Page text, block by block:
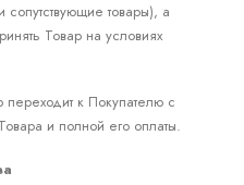
товары), а
Товар на условиях
к Покупателю с
и полной его оплаты.